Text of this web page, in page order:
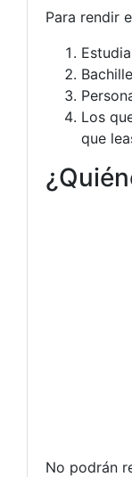
Para rendir
Los
que
No podrán